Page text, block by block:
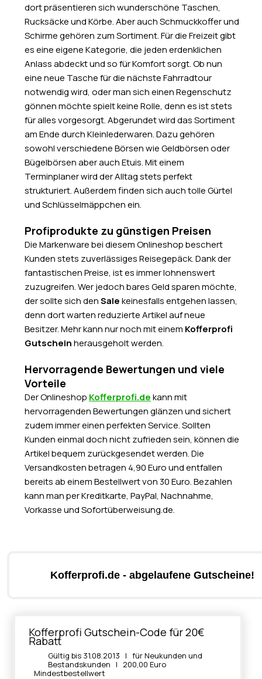
dort präsentieren sich wunderschöne Taschen,
Rucksäcke und Körbe. Aber auch Schmuckkoffer und
Schirme gehören zum Sortiment. Für die Freizeit gibt
es eine eigene Kategorie, die jeden erdenklichen
Anlass abdeckt und so für Komfort sorgt. Ob nun
eine neue Tasche für die nächste Fahrradtour
notwendig wird, oder man sich einen Regenschutz
gönnen möchte spielt keine Rolle, denn es ist stets
für alles vorgesorgt. Abgerundet wird das Sortiment
am Ende durch Kleinlederwaren. Dazu gehören
sowohl verschiedene Börsen wie Geldbörsen oder
Bügelbörsen aber auch Etuis. Mit einem
Terminplaner wird der Alltag stets perfekt
strukturiert. Außerdem finden sich auch tolle Gürtel
und Schlüsselmäppchen ein.
Profiprodukte zu günstigen Preisen
Die Markenware bei diesem Onlineshop beschert
Kunden stets zuverlässiges Reisegepäck. Dank der
fantastischen Preise, ist es immer lohnenswert
zuzugreifen. Wer jedoch bares Geld sparen möchte,
der sollte sich denSalekeinesfalls entgehen lassen,
denn dort warten reduzierte Artikel auf neue
Besitzer. Mehr kann nur noch mit einem Kofferprofi
Gutscheinherausgeholt werden.
Hervorragende Bewertungen und viele
Vorteile
Der Onlineshop Kofferprofi.dekann mit
hervorragenden Bewertungen glänzen und sichert
zudem immer einen perfekten Service. Sollten
Kunden einmal doch nicht zufrieden sein, können die
Artikel bequem zurückgesendet werden. Die
Versandkosten betragen 4,90 Euro und entfallen
bereits ab einem Bestellwert von 30 Euro. Bezahlen
kann man per Kreditkarte, PayPal, Nachnahme,
Vorkasse und Sofortüberweisung.de.
Kofferprofi.de - abgelaufene Gutscheine!
Kofferprofi Gutschein-Code für 20€
Rabatt
Gültig bis 31.08.2013 | für Neukunden und
Bestandskunden | 200,00 Euro
Mindestbestellwert